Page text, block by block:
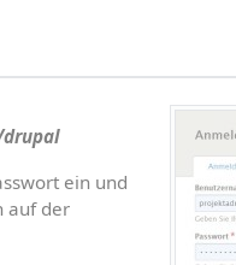
drupal
ein und
auf der